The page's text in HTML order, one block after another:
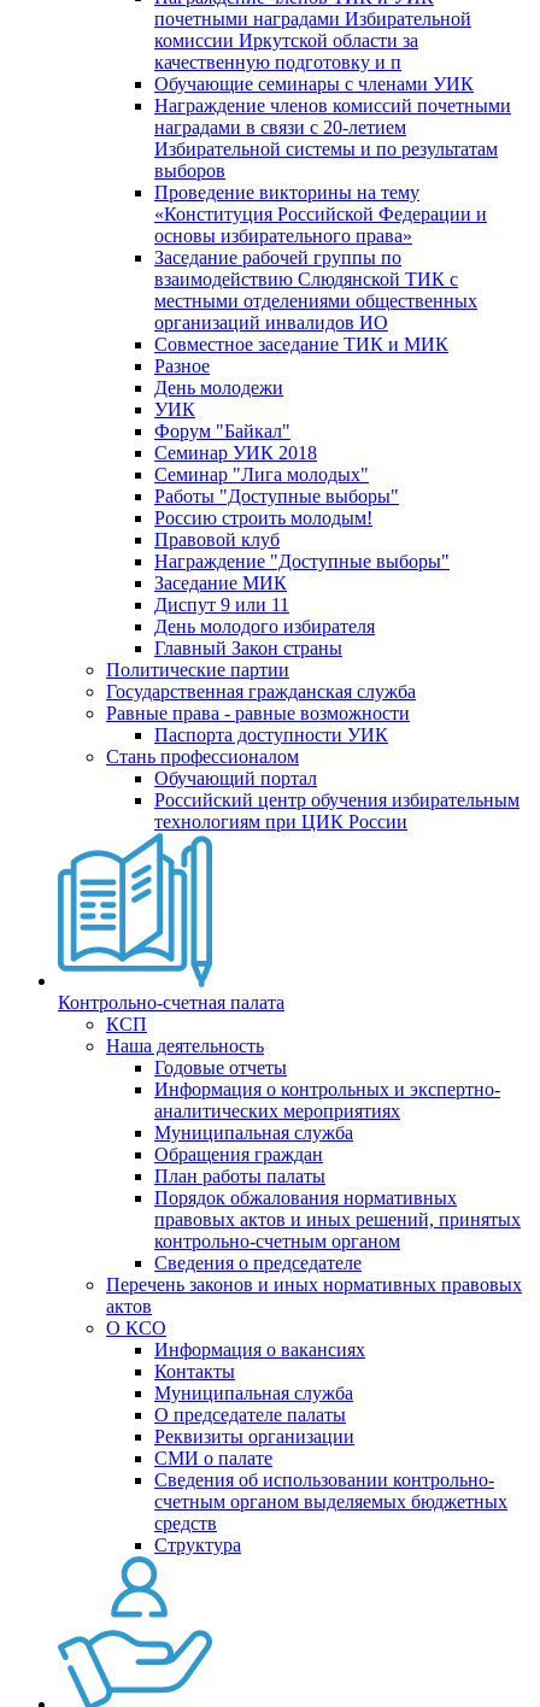
почетными наградами Избирательной
комиссии Иркутской области за
качественную подготовку и п
Обучающие семинары с членами УИК
Награждение членов комиссий почетными
наградами в связи с 20-летием
Избирательной системы и по результатам
выборов
Проведение викторины на тему
«Конституция Российской Федерации и
основы избирательного права»
Заседание рабочей группы по
взаимодействию Слюдянской ТИК с
местными отделениями общественных
организаций инвалидов ИО
Совместное заседание ТИК и МИК
Разное
День молодежи
УИК
Форум "Байкал"
Семинар УИК 2018
Семинар "Лига молодых"
Работы "Доступные выборы"
Россию строить молодым!
Правовой клуб
Награждение "Доступные выборы"
Заседание МИК
Диспут 9 или 11
День молодого избирателя
Главный Закон страны
Политические партии
Государственная гражданская служба
Равные права - равные возможности
Паспорта доступности УИК
Стань профессионалом
Обучающий портал
Российский центр обучения избирательным
технологиям при ЦИК России
Контрольно-счетная палата
КСП
Наша деятельность
Годовые отчеты
Информация о контрольных и экспертно-
аналитических мероприятиях
Муниципальная служба
Обращения граждан
План работы палаты
Порядок обжалования нормативных
правовых актов и иных решений, принятых
контрольно-счетным органом
Сведения о председателе
Перечень законов и иных нормативных правовых
актов
О КСО
Информация о вакансиях
Контакты
Муниципальная служба
О председателе палаты
Реквизиты организации
СМИ о палате
Сведения об использовании контрольно-
счетным органом выделяемых бюджетных
средств
Структура